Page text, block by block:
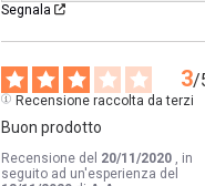
Segnala
3/
Recensione raccolta da terzi
Buon prodotto
Recensione del 20/11/2020 , in
seguito ad un'esperienza del